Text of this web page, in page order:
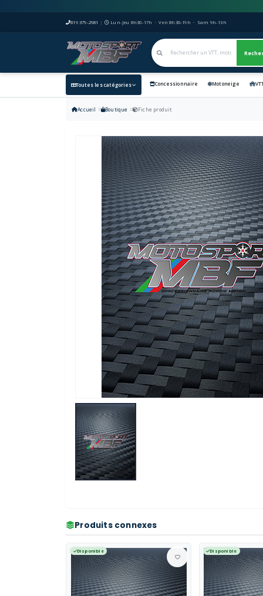
819 379-2981 | Lun-Jeu 8h30-17h · Ven 8h30-19h · Sam 9h-13h
Toutes les catégories Concessionnaire Motoneige
Accueil Boutique Fiche produit
Produits connexes
Disponible Disponible